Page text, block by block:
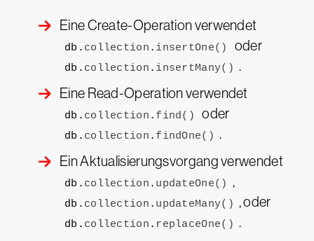
Eine Create-Operation verwendet
db. collection . insertOne() oder
db. collection . insertMany() .
Eine Read-Operation verwendet
db. collection . find() oder
db. collection . findOne() .
Ein Aktualisierungsvorgang verwendet
db. collection . updateOne() ,
db. collection . updateMany() , oder
db. collection . replaceOne() .